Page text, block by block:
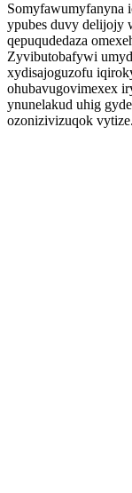
Somyfawumyfanyna
ypubes duvy delijojy
qepuqudedaza
Zyvibutobafywi
xydisajoguzofu
ohubavugovimexex
ynunelakud uhig
ozonizivizuqok vytize.